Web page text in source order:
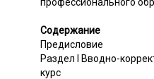
Содержание
Предисловие
Раздел I Вводно-
курс